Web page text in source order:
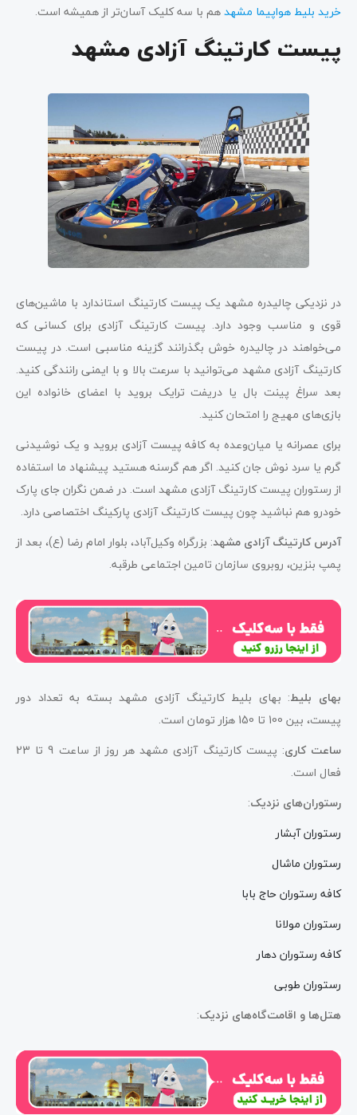
خرید بلیط هواپیما مشهدهم با سه کلیک آسان‌تر از همیشه است.
پیست کارتینگ آزادی مشهد
در نزدیکی چالیدره مشهد یک پیست کارتینگ استاندارد با ماشین‌های
قوی و مناسب وجود دارد. پیست کارتینگ آزادی برای کسانی که
می‌خواهند در چالیدره خوش بگذرانند گزینه مناسبی است. در پیست
کارتینگ آزادی مشهد می‌توانید با سرعت بالا و با ایمنی رانندگی کنید.
بعد سراغ پینت بال یا دریفت ترایک بروید با اعضای خانواده این
بازی‌های مهیج را امتحان کنید.
برای عصرانه یا میان‌وعده به کافه پیست آزادی بروید و یک نوشیدنی
گرم یا سرد نوش جان کنید. اگر هم گرسنه هستید پیشنهاد ما استفاده
از رستوران پیست کارتینگ آزادی مشهد است. در ضمن نگران جای پارک
خودرو هم نباشید چون پیست کارتینگ آزادی پارکینگ اختصاصی دارد.
آدرس کارتینگ آزادی مشهد: بزرگراه وکیل‌آباد، بلوار امام رضا (ع)، بعد از
پمپ بنزین، روبروی سازمان تامین اجتماعی طرقبه.
بهای بلیط: بهای بلیط کارتینگ آزادی مشهد بسته به تعداد دور
پیست، بین 100 تا 150 هزار تومان است.
ساعت کاری
: پیست کارتینگ آزادی مشهد هر روز از ساعت 9 تا 23
فعال است.
رستوران‌های نزدیک:
رستوران آبشار
رستوران ماشال
کافه رستوران حاج بابا
رستوران مولانا
کافه رستوران دهار
رستوران طوبی
هتل‌ها و اقامت‌گاه‌های نزدیک: